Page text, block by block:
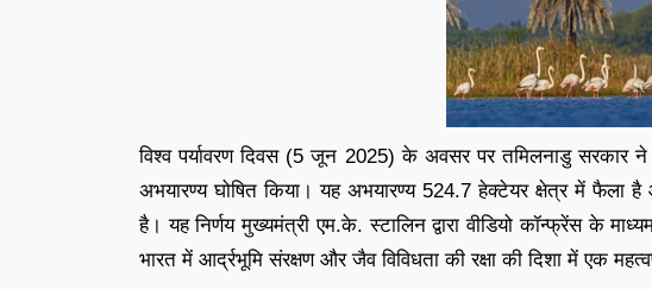
विश्व पर्यावरण दिवस (5 जून 2025) के अवसर पर तमिलनाडु सरकार ने
अभयारण्य घोषित किया। यह अभयारण्य 524.7 हेक्टेयर क्षेत्र में फैला है
है। यह निर्णय मुख्यमंत्री एम.के. स्टालिन द्वारा वीडियो कॉन्फ्रेंस के
भारत में आर्द्रभूमि संरक्षण और जैव विविधता की रक्षा की दिशा में एक